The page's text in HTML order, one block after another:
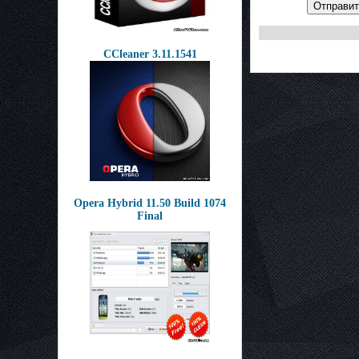
CCleaner 3.11.1541
Opera Hybrid 11.50 Build 1074
Final